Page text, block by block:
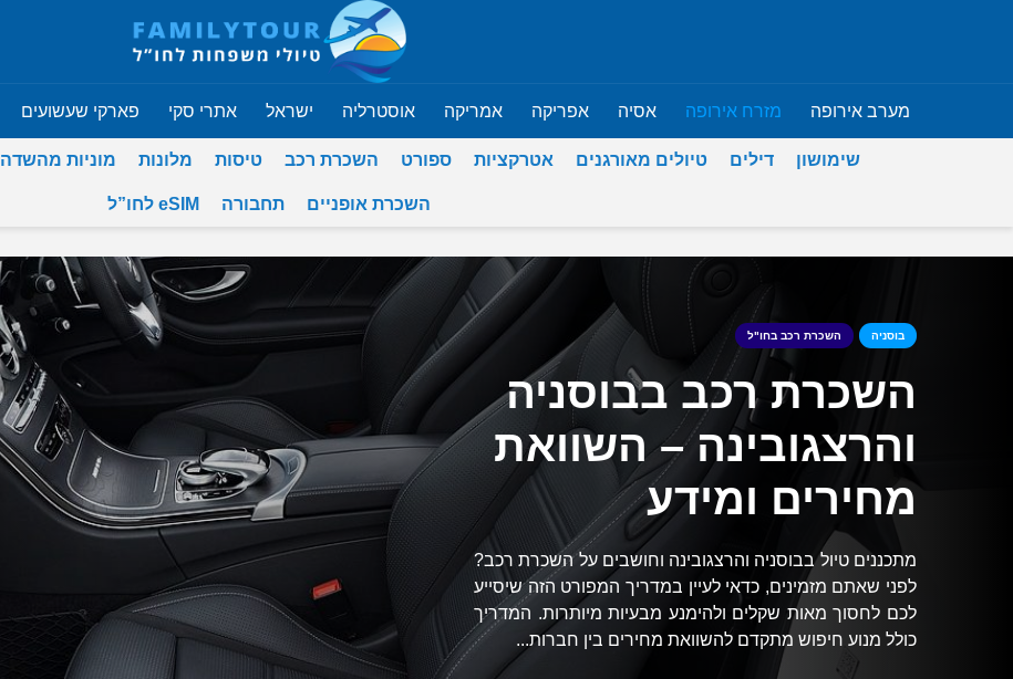
מערב אירופה מזרח אירופה אסיה אפריקה אמריקה אוסטרליה ישראל אתרי סקי פארקי שעשועים
שימושון דילים טיולים מאורגנים אטרקציות ספורט השכרת רכב טיסות מלונות מוניות מהשדה
השכרת אופניים תחבורה eSIM לחו”ל
בוסניה השכרת רכב בחו"ל
השכרת רכב בבוסניה
והרצגובינה – השוואת
מחירים ומידע
מתכננים טיול בבוסניה והרצגובינה וחושבים על השכרת רכב?
לפני שאתם מזמינים, כדאי לעיין במדריך המפורט הזה שיסייע
לכם לחסוך מאות שקלים ולהימנע מבעיות מיותרות. המדריך
כולל מנוע חיפוש מתקדם להשוואת מחירים בין חברות...